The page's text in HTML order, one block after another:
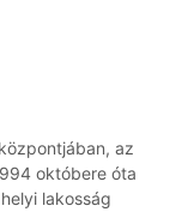
az
októbere óta
lakosság